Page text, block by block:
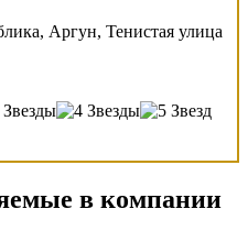
Аргун, Тенистая улица
в компании